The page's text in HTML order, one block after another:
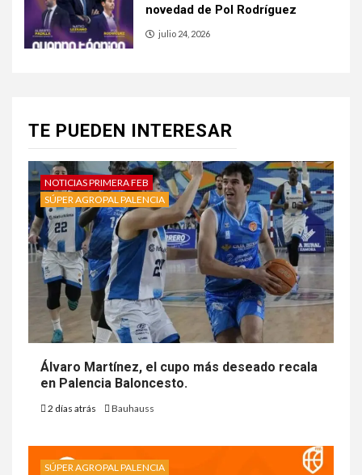
novedad de Pol Rodríguez
julio 24, 2026
TE PUEDEN INTERESAR
NOTICIAS PRIMERA FEB
SÚPER AGROPAL PALENCIA
Álvaro Martínez, el cupo más deseado recala
en Palencia Baloncesto.
2 días atrás Bauhauss
SÚPER AGROPAL PALENCIA